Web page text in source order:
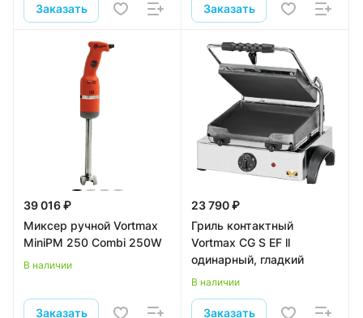
Заказать Заказать
39 016 ₽
Миксер ручной Vortmax
MiniPM 250 Combi 250W
В наличии
Заказать
23 790 ₽
Гриль контактный
Vortmax CG S EF ll
одинарный, гладкий
В наличии
Заказать